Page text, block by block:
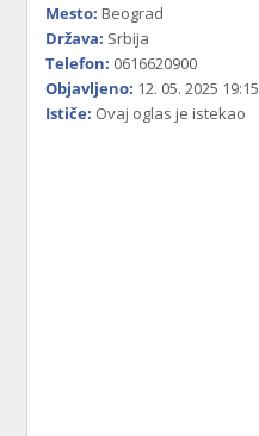
Mesto: Beograd
Država: Srbija
Telefon: 0616620900
Objavljeno: 12. 05. 2025 19:15
Ističe: Ovaj oglas je istekao